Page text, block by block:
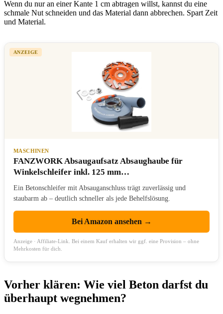
Wenn du nur an einer Kante 1 cm abtragen willst, kannst du eine
schmale Nut schneiden und das Material dann abbrechen. Spart Zeit
und Material.
ANZEIGE
MASCHINEN
FANZWORK Absaugaufsatz Absaughaube für
Winkelschleifer inkl. 125 mm…
Ein Betonschleifer mit Absauganschluss trägt zuverlässig und
staubarm ab – deutlich schneller als jede Behelfslösung.
Bei Amazon ansehen →
Anzeige · Affiliate-Link. Bei einem Kauf erhalten wir ggf. eine Provision – ohne
Mehrkosten für dich.
Vorher klären: Wie viel Beton darfst du
überhaupt wegnehmen?